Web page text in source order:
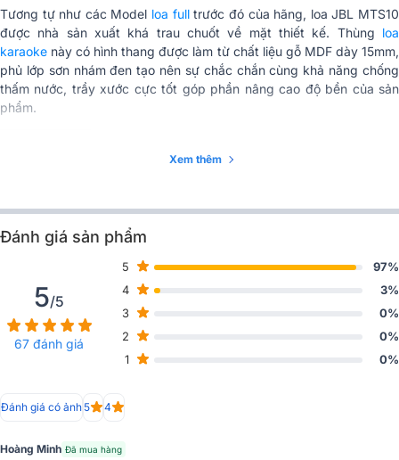
Cổng kết nối Neutrik
Màu sắc Đen
Chất liệu Gỗ ép
Trọng lượng 14.2 kg
Công ty TNHH đầu tư Ba Sao
Tương tự như các Model loa fulltrước đó của hãng, loa JBL MTS10
được nhà sản xuất khá trau chuốt về mặt thiết kế. Thùng loa
karaoke này có hình thang được làm từ chất liệu gỗ MDF dày 15mm,
phủ lớp sơn nhám đen tạo nên sự chắc chắn cùng khả năng chống
thấm nước, trầy xước cực tốt góp phần nâng cao độ bền của sản
phẩm.
Mặt trước là tấmê căng loa
Xem thêm
Đánh giá sản phẩm
5/5
67 đánh giá
5
97%
4
3%
3
0%
2
0%
1
0%
Đánh giá có ảnh 5 4
Hoàng Minh Đã mua hàng